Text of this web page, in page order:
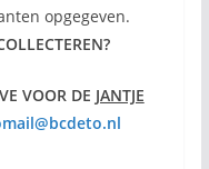
opgegeven.
VOOR DE JANTJE